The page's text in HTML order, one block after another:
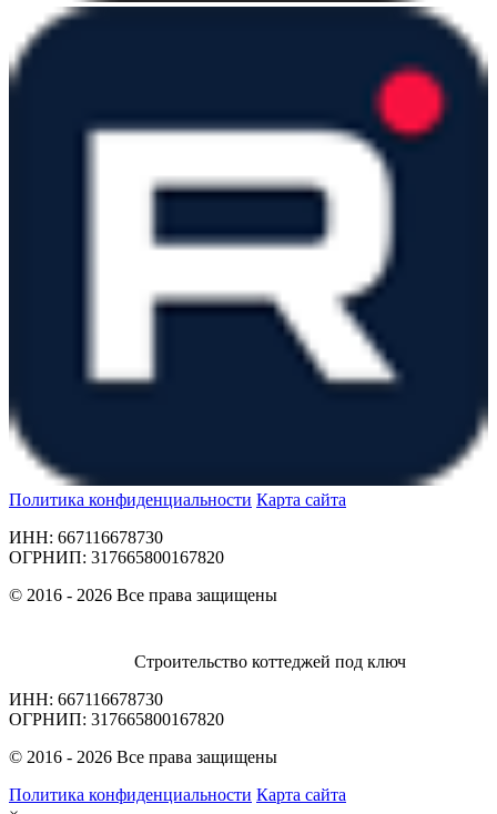
Политика конфиденциальности Карта сайта
ИНН: 667116678730
ОГРНИП: 317665800167820
© 2016 - 2026 Все права защищены
Строительство коттеджей под ключ
ИНН: 667116678730
ОГРНИП: 317665800167820
© 2016 - 2026 Все права защищены
Политика конфиденциальности Карта сайта